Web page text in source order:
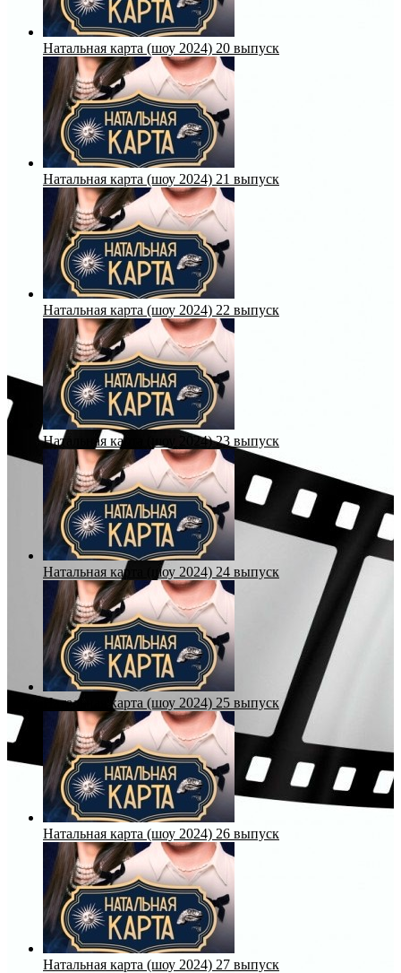
Натальная карта (шоу 2024) 20 выпуск
Натальная карта (шоу 2024) 21 выпуск
Натальная карта (шоу 2024) 22 выпуск
Натальная карта (шоу 2024) 23 выпуск
Натальная карта (шоу 2024) 24 выпуск
Натальная карта (шоу 2024) 25 выпуск
Натальная карта (шоу 2024) 26 выпуск
Натальная карта (шоу 2024) 27 выпуск